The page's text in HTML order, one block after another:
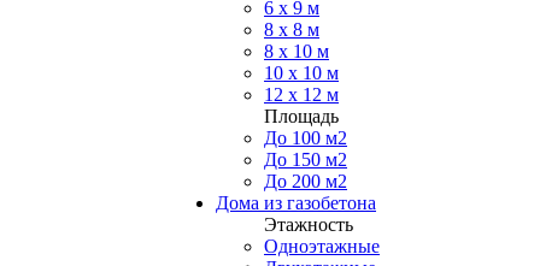
6 x 9 м
8 x 8 м
8 x 10 м
10 x 10 м
12 x 12 м
Площадь
До 100 м2
До 150 м2
До 200 м2
Дома из газобетона
Этажность
Одноэтажные